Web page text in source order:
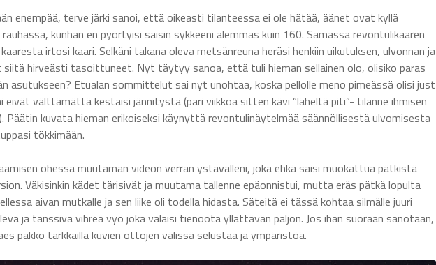
enempää, terve järki sanoi, että oikeasti tilanteessa ei ole hätää, äänet ovat kyllä
kunhan en pyörtyisi saisin sykkeeni alemmas kuin 160. Samassa revontulikaaren
irtosi kaari. Selkäni takana oleva metsänreuna heräsi henkiin uikutuksen, ulvonnan ja
siitä hirveästi tasoittuneet. Nyt täytyy sanoa, että tuli hieman sellainen olo, olisiko paras
asutukseen? Etualan sommittelut sai nyt unohtaa, koska pellolle meno pimeässä olisi just
eivät välttämättä kestäisi jännitystä (pari viikkoa sitten kävi ”läheltä piti”- tilanne ihmisen
Päätin kuvata hieman erikoiseksi käynyttä revontulinäytelmää säännöllisestä ulvomisesta
tökkimään.
ohessa muutaman videon verran ystävälleni, joka ehkä saisi muokattua pätkistä
Väkisinkin kädet tärisivät ja muutama tallenne epäonnistui, mutta eräs pätkä lopulta
aivan mutkalle ja sen liike oli todella hidasta. Säteitä ei tässä kohtaa silmälle juuri
ja tanssiva vihreä vyö joka valaisi tienoota yllättävän paljon. Jos ihan suoraan sanotaan,
pakko tarkkailla kuvien ottojen välissä selustaa ja ympäristöä.